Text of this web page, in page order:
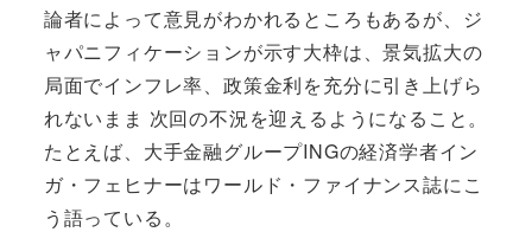
論者によって意見がわかれるところもあるが、ジ
ャパニフィケーションが示す大枠は、景気拡大の
局面でインフレ率、政策金利を充分に引き上げら
れないまま 次回の不況を迎えるようになること。
たとえば、大手金融グループINGの経済学者イン
ガ・フェヒナーはワールド・ファイナンス誌にこ
う語っている。